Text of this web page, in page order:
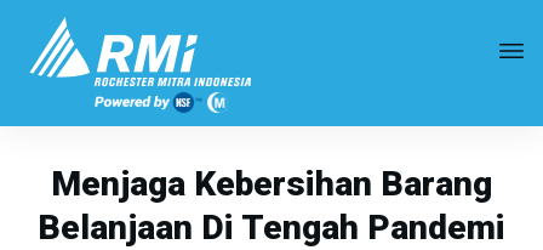
Menjaga Kebersihan Barang
Belanjaan Di Tengah Pandemi